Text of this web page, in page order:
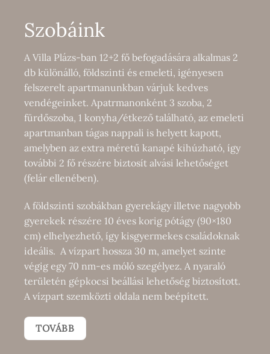
Szobáink
A Villa Plázs-ban 12+2 fő befogadására alkalmas 2
db különálló, földszinti és emeleti, igényesen
felszerelt apartmanunkban várjuk kedves
vendégeinket. Apatrmanonként 3 szoba, 2
fürdőszoba, 1 konyha/étkező található, az emeleti
apartmanban tágas nappali is helyett kapott,
amelyben az extra méretű kanapé kihúzható, így
további 2 fő részére biztosít alvási lehetőséget
(felár ellenében).
A földszinti szobákban gyerekágy illetve nagyobb
gyerekek részére 10 éves korig pótágy (90×180
cm) elhelyezhető, így kisgyermekes családoknak
ideális. A vízpart hossza 30 m, amelyet szinte
végig egy 70 nm-es móló szegélyez. A nyaraló
területén gépkocsi beállási lehetőség biztosított.
A vízpart szemközti oldala nem beépített.
TOVÁBB